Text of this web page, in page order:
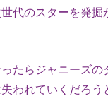
代のスターを発
たらジャニーズ
われていくだろ